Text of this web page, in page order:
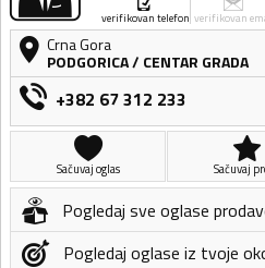
verifikovan telefon verifikovan
Crna Gora
PODGORICA/ CENTAR GRADA
+382 67 312 233
Sačuvaj oglas Sačuvaj
Pogledaj sve oglase
Pogledaj oglase iz tvoje